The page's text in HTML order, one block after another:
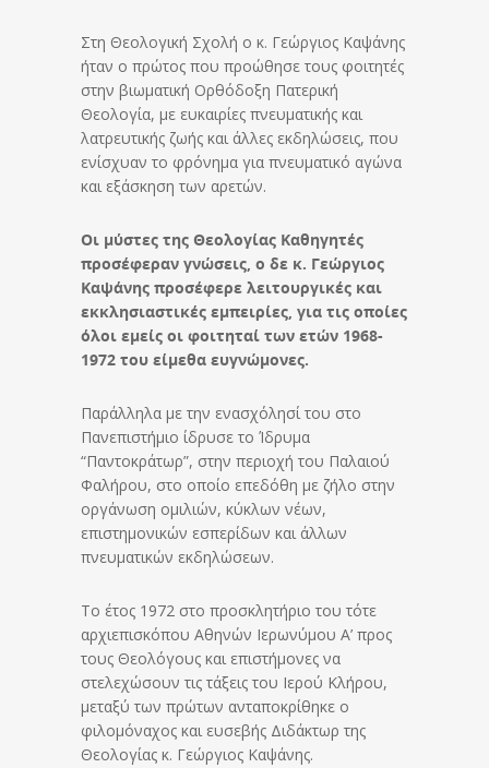
Στη Θεολογική Σχολή ο κ. Γεώργιος Καψάνης
ήταν ο πρώτος που προώθησε τους φοιτητές
στην βιωματική Ορθόδοξη Πατερική
Θεολογία, με ευκαιρίες πνευματικής και
λατρευτικής ζωής και άλλες εκδηλώσεις, που
ενίσχυαν το φρόνημα για πνευματικό αγώνα
και εξάσκηση των αρετών.
Οι μύστες της Θεολογίας Καθηγητές
προσέφεραν γνώσεις, ο δε κ. Γεώργιος
Καψάνης προσέφερε λειτουργικές και
εκκλησιαστικές εμπειρίες, για τις οποίες
όλοι εμείς οι φοιτηταί των ετών 1968-
1972 του είμεθα ευγνώμονες.
Παράλληλα με την ενασχόλησί του στο
Πανεπιστήμιο ίδρυσε το Ίδρυμα
“Παντοκράτωρ”, στην περιοχή του Παλαιού
Φαλήρου, στο οποίο επεδόθη με ζήλο στην
οργάνωση ομιλιών, κύκλων νέων,
επιστημονικών εσπερίδων και άλλων
πνευματικών εκδηλώσεων.
Το έτος 1972 στο προσκλητήριο του τότε
αρχιεπισκόπου Αθηνών Ιερωνύμου Α’ προς
τους Θεολόγους και επιστήμονες να
στελεχώσουν τις τάξεις του Ιερού Κλήρου,
μεταξύ των πρώτων ανταποκρίθηκε ο
φιλομόναχος και ευσεβής Διδάκτωρ της
Θεολογίας κ. Γεώργιος Καψάνης.